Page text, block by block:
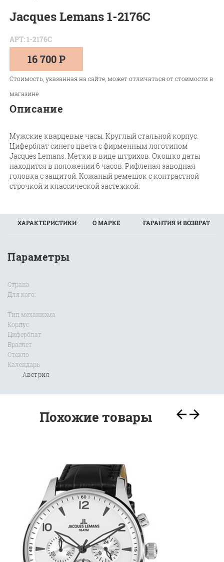
Jacques Lemans 1-2176C
АРТ: 1-2176C
16 700 Р
Стоимость, указанная на сайте, может отличаться от стоимости в
магазине
Описание
Мужские кварцевые часы. Круглый стальной корпус.
Циферблат синего цвета с фирменным логотипом
Jacques Lemans. Метки в виде штрихов. Окошко даты
находится в положении 6 часов. Рифленая заводная
головка с защитой. Кожаный ремешок с контрастной
строчкой и классической застежкой.
ХАРАКТЕРИСТИКИ О МАРКЕ ГАРАНТИЯ И ВОЗВРАТ
Параметры
Страна
Для кого:
Тип механизма
Корпус
Циферблат
Браслет
Стекло
Календарь
Австрия
сталь
синийПохожие товары